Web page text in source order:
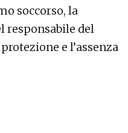
soccorso, la
responsabile del
e l’assenza